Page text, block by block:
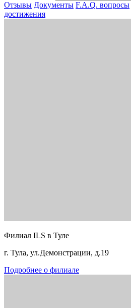
Отзывы Документы F.A.Q. вопросы
достижения
Филиал ILS в Туле
г. Тула, ул.Демонстрации, д.19
Подробнее о филиале